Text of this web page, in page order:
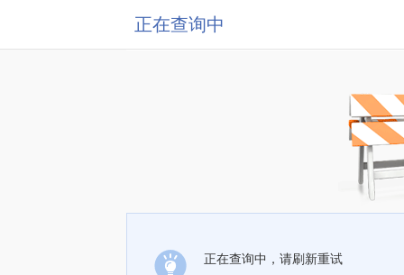
正在查询中
正在查询中，请刷新重试